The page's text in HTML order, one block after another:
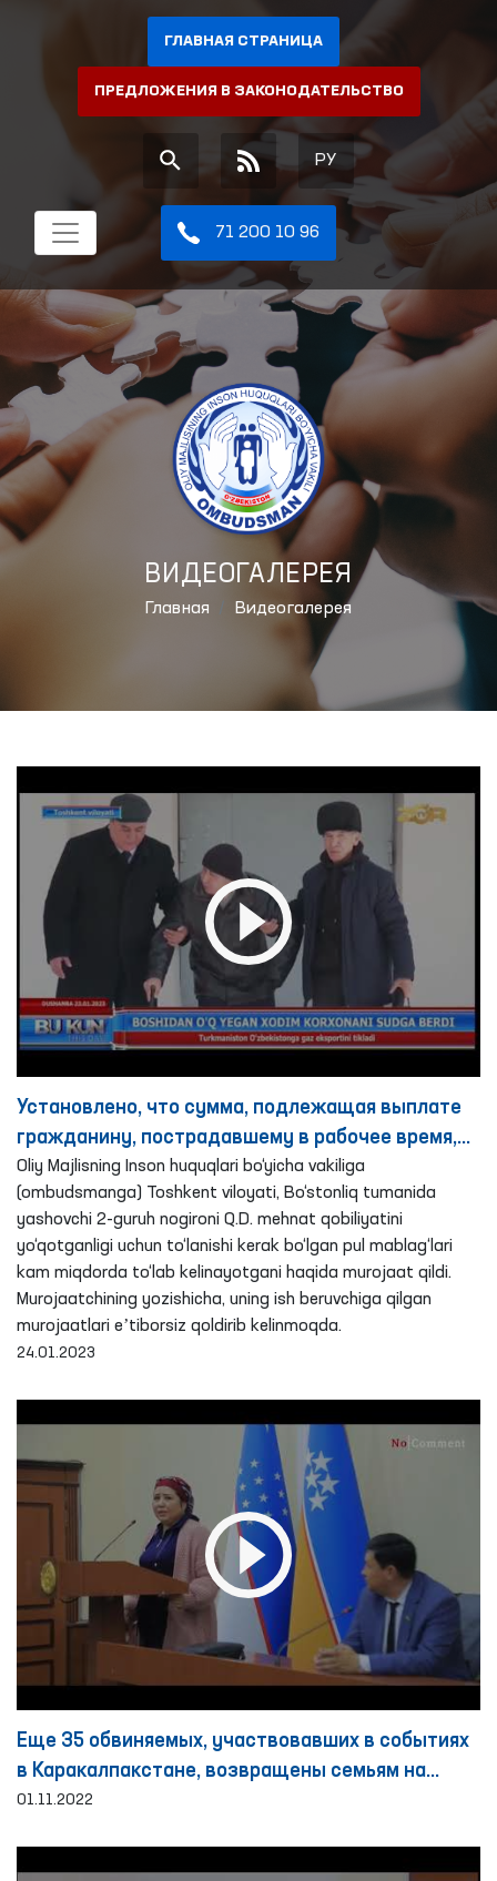
ГЛАВНАЯ СТРАНИЦА
ПРЕДЛОЖЕНИЯ В ЗАКОНОДАТЕЛЬСТВО
РУ
71 200 10 96
ВИДЕОГАЛЕРЕЯ
Главная Видеогалерея
Установлено, что сумма, подлежащая выплате
гражданину, пострадавшему в рабочее время,
выплачивается в уменьшенном размере-
Омбудсман
Oliy Majlisning Inson huquqlari bo‘yicha vakiliga
(ombudsmanga) Toshkent viloyati, Bo‘stonliq tumanida
yashovchi 2-guruh nogironi Q.D. mehnat qobiliyatini
yo‘qotganligi uchun to‘lanishi kerak bo‘lgan pul mablag‘lari
kam miqdorda to‘lab kelinayotgani haqida murojaat qildi.
Murojaatchining yozishicha, uning ish beruvchiga qilgan
murojaatlari eʼtiborsiz qoldirib kelinmoqda.
24.01.2023
Еще 35 обвиняемых, участвовавших в событиях
в Каракалпакстане, возвращены семьям на
основе общественного поручительства
01.11.2022